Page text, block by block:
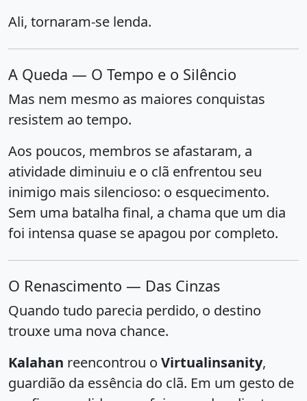
Ali, tornaram-se lenda.
A Queda — O Tempo e o Silêncio
Mas nem mesmo as maiores conquistas
resistem ao tempo.
Aos poucos, membros se afastaram, a
atividade diminuiu e o clã enfrentou seu
inimigo mais silencioso: o esquecimento.
Sem uma batalha final, a chama que um dia
foi intensa quase se apagou por completo.
O Renascimento — Das Cinzas
Quando tudo parecia perdido, o destino
trouxe uma nova chance.
Kalahan reencontrou o Virtualinsanity,
guardião da essência do clã. Em um gesto de